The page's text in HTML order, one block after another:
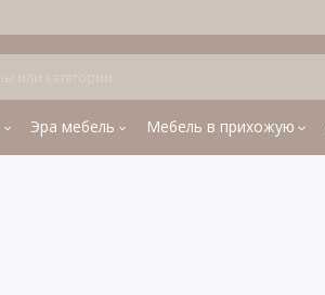
Эра мебель Мебель в прихожую